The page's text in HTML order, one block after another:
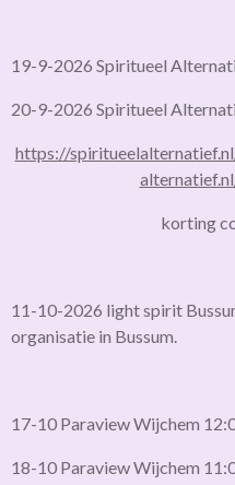
19-9-2026 Spiritueel
20-9-2026 Spiritueel
https://
korting
11-10-2026 light spirit
organisatie in Bussum.
17-10 Paraview Wijchem
18-10 Paraview Wijchem